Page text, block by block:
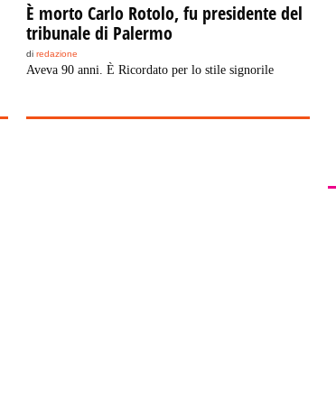
È morto Carlo Rotolo, fu presidente del
tribunale di Palermo
diredazione
Aveva 90 anni. È Ricordato per lo stile signorile